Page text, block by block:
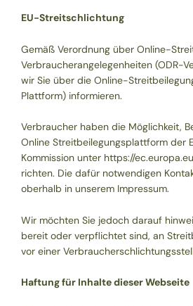
EU-Streitschlichtung
Gemäß Verordnung über Online-
Verbraucherangelegenheiten (ODR-
wir Sie über die Online-
Plattform) informieren.
Verbraucher haben die Möglichkeit,
Online Streitbeilegungsplattform der
Kommission unter https://
richten. Die dafür notwendigen
oberhalb in unserem Impressum.
Wir möchten Sie jedoch darauf
bereit oder verpflichtet sind, an
vor einer
Haftung für Inhalte dieser Webseite